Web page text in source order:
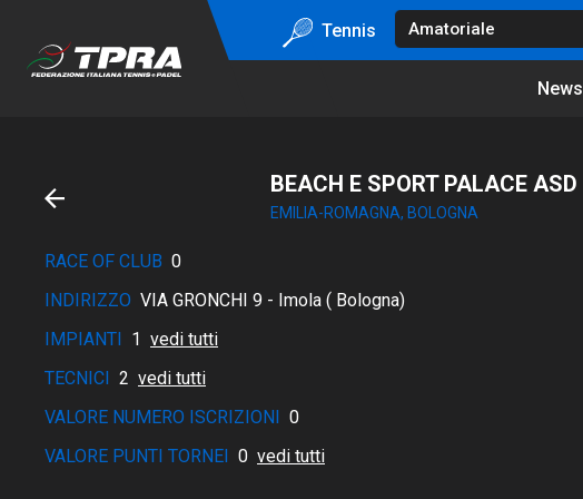
Tennis
News
BEACH E SPORT PALACE ASD
EMILIA-ROMAGNA, BOLOGNA
RACE OF CLUB 0
INDIRIZZO VIA GRONCHI 9 - Imola ( Bologna)
IMPIANTI 1 vedi tutti
TECNICI 2 vedi tutti
VALORE NUMERO ISCRIZIONI 0
VALORE PUNTI TORNEI 0 vedi tutti